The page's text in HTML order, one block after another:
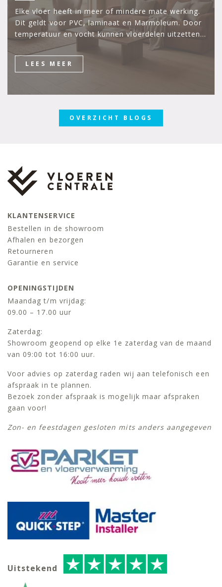
Elke vloer heeft in meer of mindere mate werking.
Dit geldt voor PVC, laminaat en Marmoleum. Door
temperatuur en vocht kunnen vloerdelen uitzetten…
LEES MEER
OVERZICHT BLOGS
KLANTENSERVICE
Bestellen in de showroom
Afhalen en bezorgen
Retourneren
Garantie en service
OPENINGSTIJDEN
Maandag t/m vrijdag:
09.00 – 17.00 uur
Zaterdag:
Showroom geopend op elke 1e zaterdag van de maand
van 09:00 tot 16:00 uur.
Voor advies op zaterdag raden wij aan telefonisch een
afspraak in te plannen.
Bezoek zonder afspraak is mogelijk maar afspraken
gaan voor!
Zon- en feestdagen gesloten mits anders aangegeven
Uitstekend